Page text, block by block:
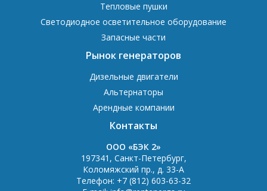
Тепловые пушки
Светодиодное осветительное оборудование
Запасные части
Рынок генераторов
Дизельные двигатели
Альтернаторы
Арендные компании
Контакты
OOO «БЭК 2»
197341 , Санкт-Петербург,
Коломяжский пр., д. 33-А
Телефон: +7 (812) 603-63-32